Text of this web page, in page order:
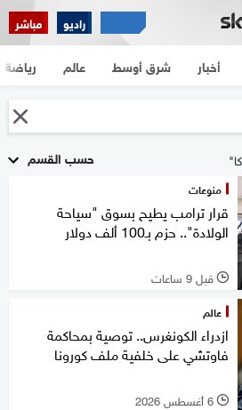
راديو مباشر
أخبار شرق أوسط عالم رياضة
حسب القسم
منوعات
قرار ترامب يطيح بسوق "سياحة
الولادة".. حزم بـ100 ألف دولار
l قبل 9 ساعات
عالم
ازدراء الكونغرس.. توصية بمحاكمة
فاوتشي على خلفية ملف كورونا
l 6 أغسطس 2026